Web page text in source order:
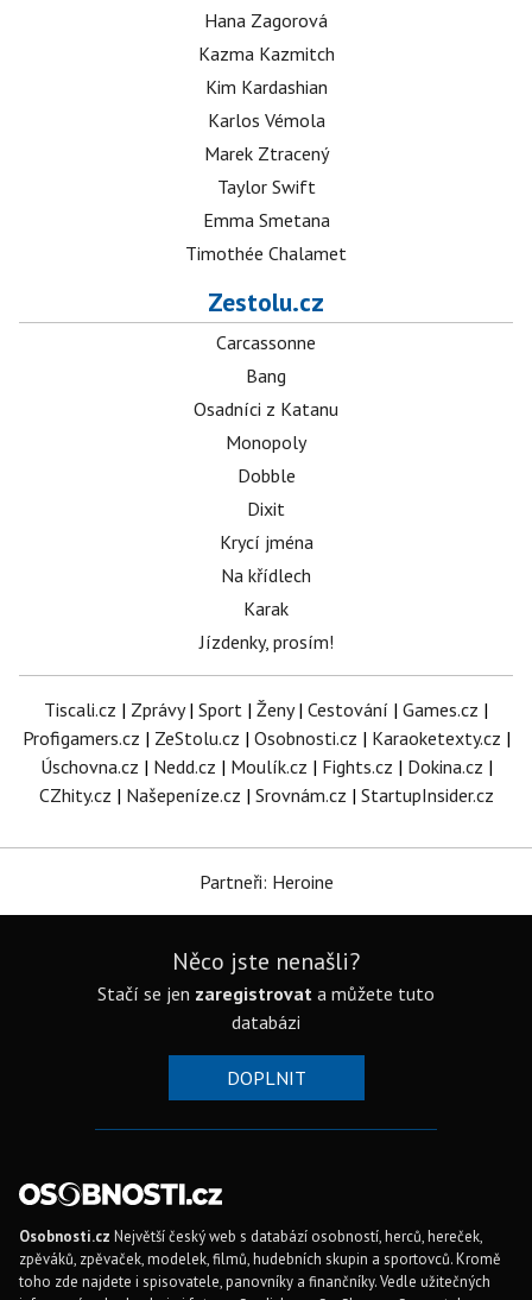
Hana Zagorová
Kazma Kazmitch
Kim Kardashian
Karlos Vémola
Marek Ztracený
Taylor Swift
Emma Smetana
Timothée Chalamet
Zestolu.cz
Carcassonne
Bang
Osadníci z Katanu
Monopoly
Dobble
Dixit
Krycí jména
Na křídlech
Karak
Jízdenky, prosím!
Tiscali.cz | Zprávy| Sport | Ženy| Cestování | Games.cz |
Profigamers.cz | ZeStolu.cz | Osobnosti.cz | Karaoketexty.cz |
Úschovna.cz | Nedd.cz | Moulík.cz | Fights.cz | Dokina.cz |
CZhity.cz | Našepeníze.cz | Srovnám.cz | StartupInsider.cz
Partneři: Heroine
Něco jste nenašli?
Stačí se jen zaregistrovat a můžete tuto
databázi
DOPLNIT
Osobnosti.cz Největší český web s databází osobností, herců, hereček,
zpěváků, zpěvaček, modelek, filmů, hudebních skupin a sportovců. Kromě
toho zde najdete i spisovatele, panovníky a finančníky. Vedle užitečných